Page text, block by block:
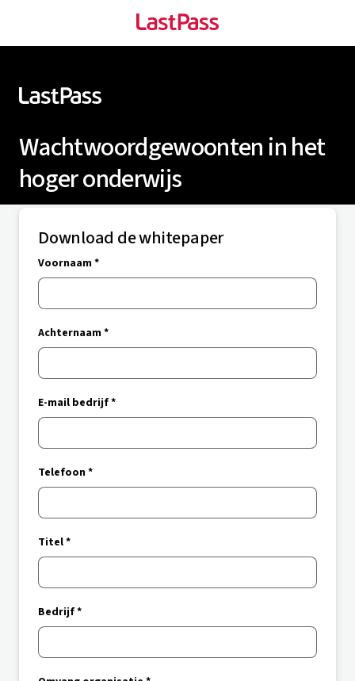
Wachtwoordgewoonten in het
hoger onderwijs
Download de whitepaper
Voornaam *
Achternaam *
E-mail bedrijf *
Telefoon *
Titel *
Bedrijf *